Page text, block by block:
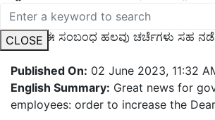
CLOSE
ತುಟ್ಟಿ ಭತ್ಯೆ ಹೆಚ್ಚಳ ಮಾಡುವ ಸಂಬಂಧ ಸರ್ಕಾರಿ
ಅಲ್ಲದೇ ಈ ಸಂಬಂಧ ಹಲವು ಚರ್ಚೆಗಳು ಸಹ
Published On: 02 June 2023, 11:32
English Summary: Great news for
employees: order to increase the